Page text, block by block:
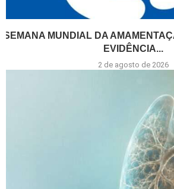
SEMANA MUNDIAL DA
EVIDÊNCIA...
2 de agosto de 2026